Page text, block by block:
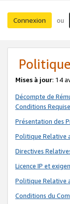
Connexion ou
Mises à jour: 14
Décompte de
Conditions
Présentation des
Politique Relative
Directives
Licence IP et
Politique Relative
Conditions du